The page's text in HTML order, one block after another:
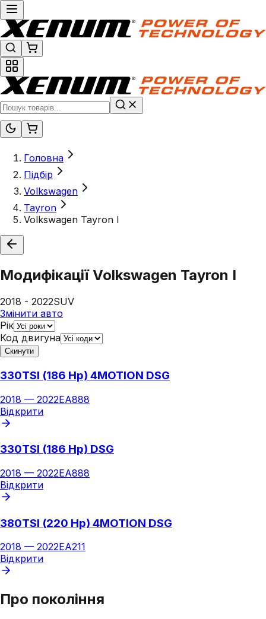
Головна
Підбір
Volkswagen
Tayron
Volkswagen Tayron I
МодифікаціїVolkswagen Tayron I
2018 - 2022SUV
Змінити авто
Рік
Код двигуна
Скинути
330TSI (186 Hp) 4MOTION DSG
2018 — 2022EA888
Відкрити
330TSI (186 Hp) DSG
2018 — 2022EA888
Відкрити
380TSI (220 Hp) 4MOTION DSG
2018 — 2022EA211
Відкрити
Про покоління